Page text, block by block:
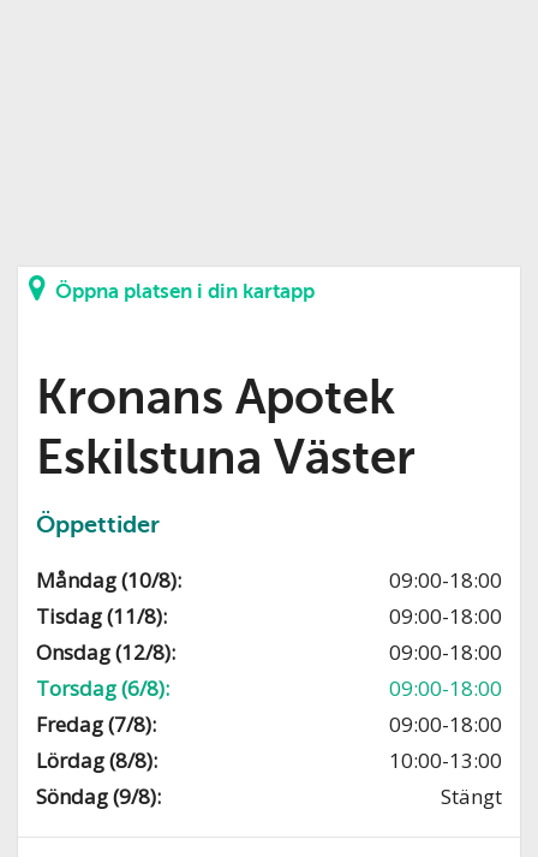
Öppna platsen i din kartapp
Kronans Apotek
Eskilstuna Väster
Öppettider
Måndag (10/8):
09:00-18:00
Tisdag (11/8):
09:00-18:00
Onsdag (12/8):
09:00-18:00
Torsdag (6/8):
09:00-18:00
Fredag (7/8):
09:00-18:00
Lördag (8/8):
10:00-13:00
Söndag (9/8):
Stängt